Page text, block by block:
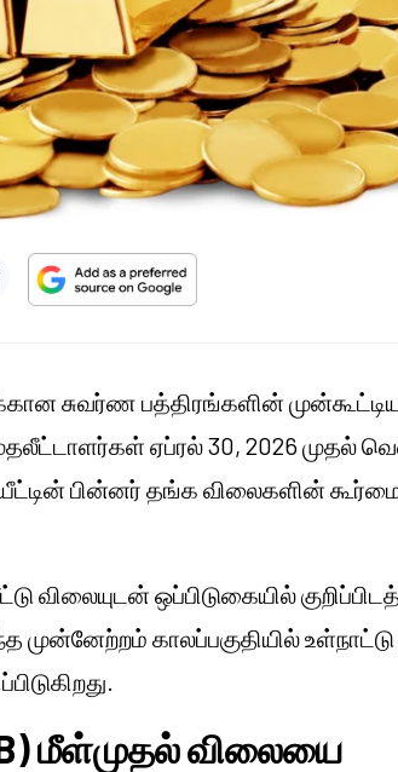
சுவர்ண பத்திரங்களின்
ஏப்ரல் 30, 2026 முதல்
பின்னர் தங்க விலைகளின்
விலையுடன் ஒப்பிடுகையில்
முன்னேற்றம் காலப்பகுதியில்
மீள்முதல் விலையை